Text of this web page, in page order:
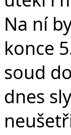
Na ní
konce
soud
dnes